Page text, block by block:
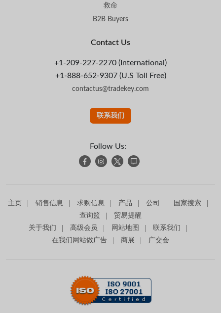
救命
B2B Buyers
Contact Us
+1-209-227-2270 (International)
+1-888-652-9307 (U.S Toll Free)
contactus@tradekey.com
联系我们
Follow Us:
主页 销售信息 求购信息 产品 公司
国家搜索
查询篮
贸易提醒
关于我们
高级会员 网站地图
联系我们
在我们网站做广告
商展 广交会